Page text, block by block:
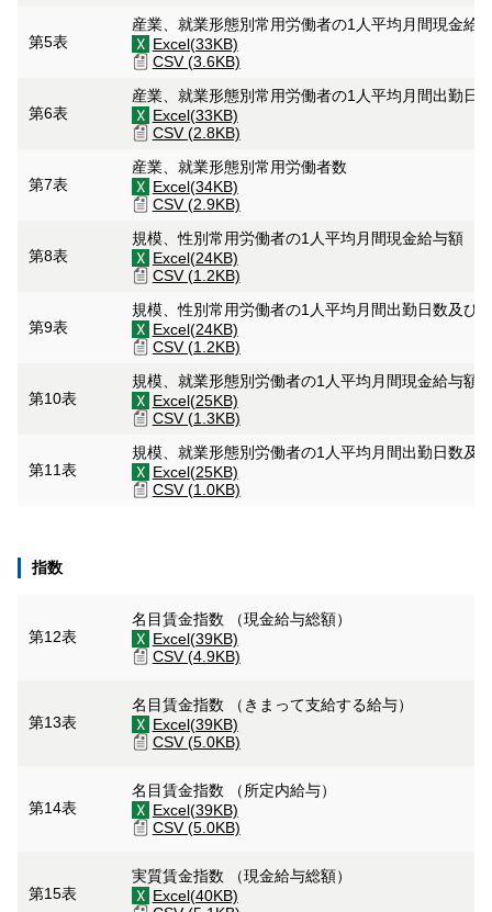
第5表
産業、就業形態別常用労働者の1人平均月間現金給
Excel(33KB)
CSV (3.6KB)
第6表
産業、就業形態別常用労働者の1人平均月間出勤日
Excel(33KB)
CSV (2.8KB)
第7表
産業、就業形態別常用労働者数
Excel(34KB)
CSV (2.9KB)
第8表
規模、性別常用労働者の1人平均月間現金給与額
Excel(24KB)
CSV (1.2KB)
第9表
規模、性別常用労働者の1人平均月間出勤日数及び
Excel(24KB)
CSV (1.2KB)
第10表
規模、就業形態別労働者の1人平均月間現金給与額
Excel(25KB)
CSV (1.3KB)
第11表
規模、就業形態別労働者の1人平均月間出勤日数及
Excel(25KB)
CSV (1.0KB)
指数
第12表
名目賃金指数 （現金給与総額）
Excel(39KB)
CSV (4.9KB)
第13表
名目賃金指数 （きまって支給する給与）
Excel(39KB)
CSV (5.0KB)
第14表
名目賃金指数 （所定内給与）
Excel(39KB)
CSV (5.0KB)
第15表
実質賃金指数 （現金給与総額）
Excel(40KB)